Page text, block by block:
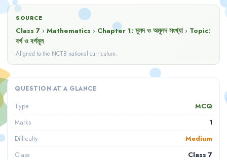
SOURCE
Class 7 › Mathematics › Chapter 1: মূলদ ও অমূলদ সংখ্যা › Topic:
বর্গ ও বর্গমূল
Aligned to the NCTB national curriculum.
QUESTION AT A GLANCE
Type MCQ
Marks 1
Difficulty Medium
Class Class 7